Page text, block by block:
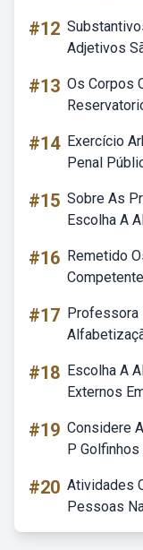
#12
Adjetivos
#13 Os Corpos
#14 Exercício
Penal
#15 Sobre As
Escolha A
#16 Remetido
#17 Professora
#18 Escolha A
Externos
#19 Considere
P Golfinhos
#20 Atividades
Pessoas